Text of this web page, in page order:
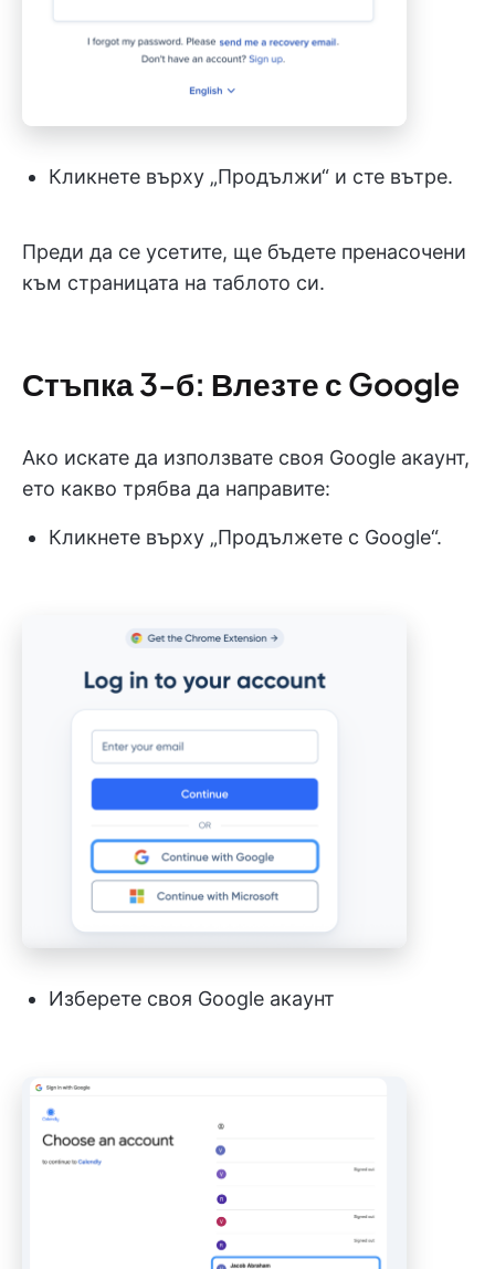
Кликнете върху „Продължи“ и сте вътре.
Преди да се усетите, ще бъдете пренасочени
към страницата на таблото си.
Стъпка 3-б: Влезте с Google
Ако искате да използвате своя Google акаунт,
ето какво трябва да направите:
Кликнете върху „Продължете с Google“.
Изберете своя Google акаунт